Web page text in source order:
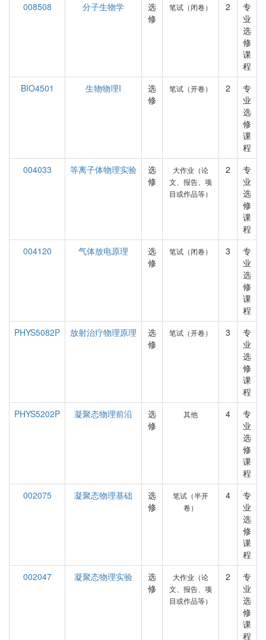
008508
分子生物学
选
修
笔试（闭卷） 2
专
业
选
修
课
程
BIO4501
生物物理I
选
修
笔试（开卷） 2
专
业
选
修
课
程
004033
等离子体物理实验
选
修
大作业（论
文、报告、项
目或作品等）
2
专
业
选
修
课
程
004120
气体放电原理
选
修
笔试（闭卷） 3
专
业
选
修
课
程
PHYS5082P
放射治疗物理原理
选
修
笔试（开卷） 3
专
业
选
修
课
程
PHYS5202P
凝聚态物理前沿
选
修
其他 4
专
业
选
修
课
程
002075
凝聚态物理基础
选
修
笔试（半开
卷）
4
专
业
选
修
课
程
002047
凝聚态物理实验
选
修
大作业（论
文、报告、项
目或作品等）
2
专
业
选
修
课
程